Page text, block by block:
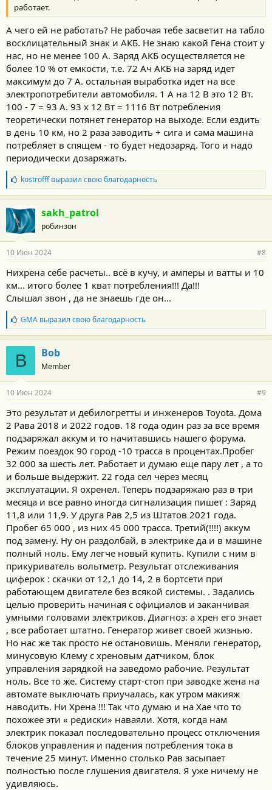
работает.
А чего ей не работать? Не рабочая тебе засветит на табло
восклицательный знак и АКБ. Не знаю какой Гена стоит у
нас, но не менее 100 А. Заряд АКБ осуществляется не
более 10 % от емкости, т.е. 72 Ач АКБ на заряд идет
максимум до 7 А. остальная выработка идет на все
электропотребители автомобиля. 1 А на 12 В это 12 Вт.
100 - 7 = 93 А. 93 х 12 Вт = 1116 Вт потребления
теоретически потянет генератор на выходе. Если ездить
в день 10 км, но 2 раза заводить + сига и сама машина
потребляет в спящем - то будет недозаряд. Того и надо
периодически дозаряжать.
Б
л
а
г
о
д
а
н
с
т
и
kostrofffвыразил свою благодарность
sakh_patrol
робинзон
10 Июн 2024 #8
Нихрена себе расчеты.. всё в кучу, и амперы и ватты и 10
км... итого более 1 кват потребления!!! Да!!!
Слышал звон , да не знаешь где он...
Б
л
а
г
о
д
а
н
с
т
и
:
GMAвыразил свою благодарность
B Bob
Member
10 Июн 2024 #9
Это результат и дебилогретты и инженеров Toyota. Дома
2 Рава 2018 и 2022 годов. 18 года один раз за все время
подзаряжал аккум и то начитавшись нашего форума.
Режим поездок 90 город -10 трасса в процентах.Пробег
32 000 за шесть лет. Работает и думаю еще пару лет , а то
и больше выдержит. 22 года сел через месяц
эксплуатации. Я охренел. Теперь подзаряжаю раз в три
месяца и все равно иногда сигнализация пишет : Заряд
11,8 или 11,9. У друга Рав 2,5 из Штатов 2021 года.
Пробег 65 000 , из них 45 000 трасса. Третий(!!!!) аккум
под замену. Ну он раздолбай, в электрике да и в машине
полный ноль. Ему легче новый купить. Купили с ним в
прикуриватель вольтметр. Результат отслеживания
циферок : скачки от 12,1 до 14, 2 в бортсети при
работающем двигателе без всякой системы. . Задались
целью проверить начиная с официалов и заканчивая
умными головами электриков. Диагноз: а хрен его знает
, все работает штатно. Генератор живет своей жизнью.
Но нас же так просто не остановишь. Меняли генератор,
минусовую Клему с хреновым датчиком, блок
управления зарядкой на заведомо рабочие. Результат
ноль. Все то же. Систему старт-стоп при заводке жена на
автомате выключать приучалась, как утром макияж
наводить. Ни Хрена !!! Так что думаю и на Хае что то
похожее эти « редиски» наваяли. Хотя, когда нам
электрик показал последовательно процесс отключения
блоков управления и падения потребления тока в
течение 25 минут. Именно столько Рав засыпает
полностью после глушения двигателя. Я уже ничему не
удивляюсь.